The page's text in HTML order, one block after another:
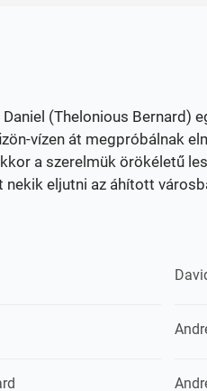
(Thelonious Bernard)
vízen át megpróbálnak
a szerelmük örökéletű
nekik eljutni az áhított